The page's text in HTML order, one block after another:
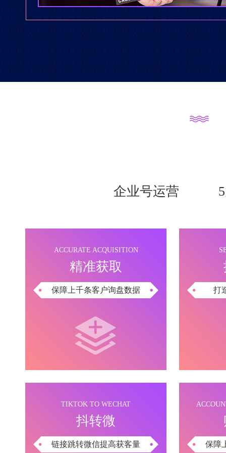
企业号运营
ACCURATE ACQUISITION
精准获取
保障上千条客户询盘数据 打
TIKTOK TO WECHAT
抖转微
链接跳转微信提高获客量 保障